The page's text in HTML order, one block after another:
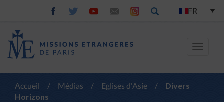
FR
Toggle
Accueil / Médias / Eglises d'Asie /
Divers
Horizons